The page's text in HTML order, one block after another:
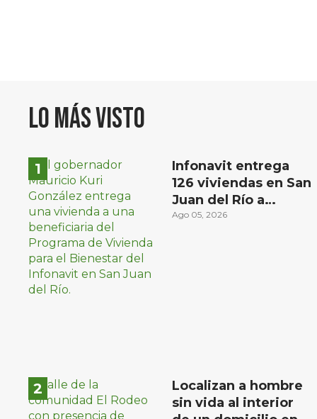
Lo más visto
Infonavit entrega
126 viviendas en San
Juan del Río a
familias de bajos
Ago 05, 2026
Localizan a hombre
sin vida al interior